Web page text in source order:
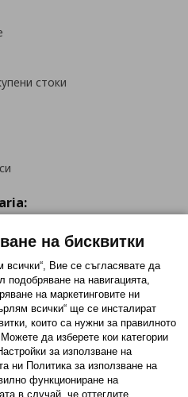
стоки
на бисквитки
Вие се съгласявате да
подобряване на навигацията,
на маркетинговите ни
всички“ ще се инсталират
които са нужни за правилното
да изберете кои категории
за използване на
ни Политика за използване на
функциониране на
в случай, че оттеглите